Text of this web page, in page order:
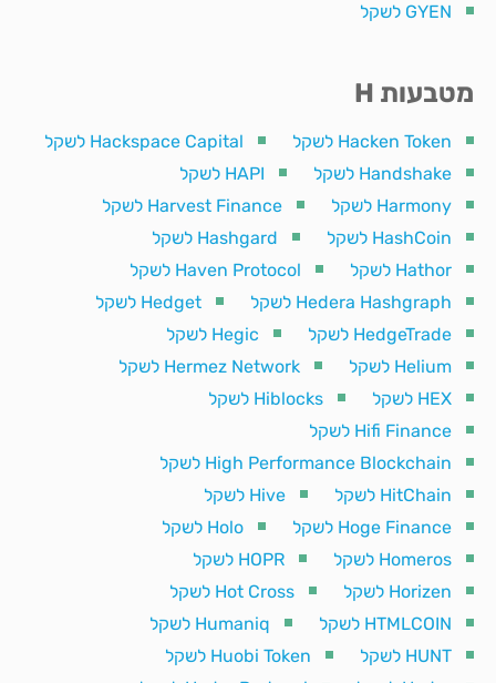
GYEN לשקל
מטבעות H
Hacken Token לשקל
Hackspace Capital לשקל
Handshake לשקל
HAPI לשקל
Harmony לשקל
Harvest Finance לשקל
HashCoin לשקל
Hashgard לשקל
Hathor לשקל
Haven Protocol לשקל
Hedera Hashgraph לשקל
Hedget לשקל
HedgeTrade לשקל
Hegic לשקל
Helium לשקל
Hermez Network לשקל
HEX לשקל
Hiblocks לשקל
Hifi Finance לשקל
High Performance Blockchain לשקל
HitChain לשקל
Hive לשקל
Hoge Finance לשקל
Holo לשקל
Homeros לשקל
HOPR לשקל
Horizen לשקל
Hot Cross לשקל
HTMLCOIN לשקל
Humaniq לשקל
HUNT לשקל
Huobi Token לשקל